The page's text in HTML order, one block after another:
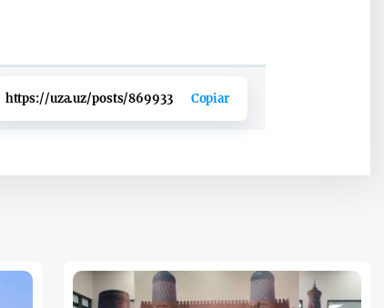
https://uza.uz/posts/869933 Copiar